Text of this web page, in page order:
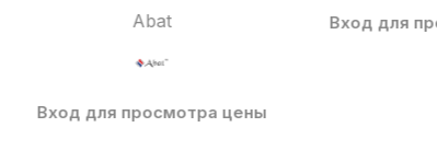
Abat
Вход для просмотра цены
Вход для